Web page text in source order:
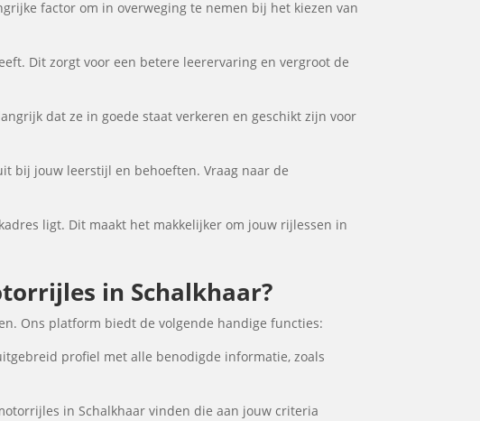
factor om in overweging te nemen bij het kiezen van
Dit zorgt voor een betere leerervaring en vergroot de
dat ze in goede staat verkeren en geschikt zijn voor
bij jouw leerstijl en behoeften. Vraag naar de
ligt. Dit maakt het makkelijker om jouw rijlessen in
in Schalkhaar?
Ons platform biedt de volgende handige functies:
profiel met alle benodigde informatie, zoals
in Schalkhaar vinden die aan jouw criteria